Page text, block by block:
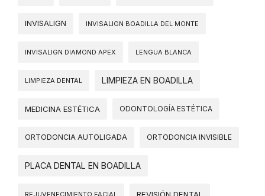
INVISALIGN INVISALIGN BOADILLA DEL MONTE
INVISALIGN DIAMOND APEX LENGUA BLANCA
LIMPIEZA DENTAL LIMPIEZA EN BOADILLA
MEDICINA ESTÉTICA ODONTOLOGÍA ESTÉTICA
ORTODONCIA AUTOLIGADA ORTODONCIA INVISIBLE
PLACA DENTAL EN BOADILLA
REJUVENECIMIENTO FACIAL REVISIÓN DENTAL